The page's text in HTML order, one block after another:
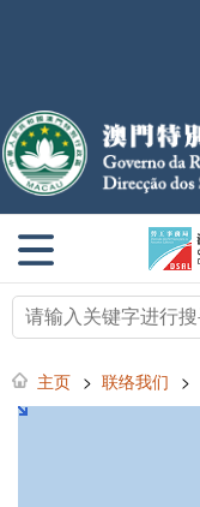
主页 > 联络我们 >